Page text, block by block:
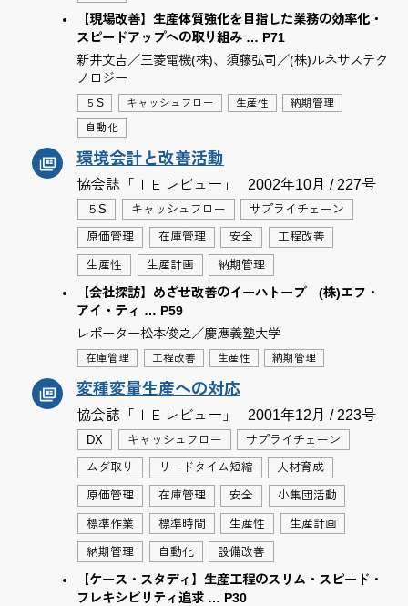
【現場改善】生産体質強化を目指した業務の効率化・
スピードアップへの取り組み … P71
新井文吉／三菱電機(株)、須藤弘司／(株)ルネサステク
ノロジー
５S キャッシュフロー 生産性 納期管理
自動化
環境会計と改善活動
協会誌「ＩＥレビュー」 2002年10月 / 227号
５S キャッシュフロー サプライチェーン
原価管理 在庫管理 安全 工程改善
生産性 生産計画 納期管理
【会社探訪】めざせ改善のイーハトーブ (株)エフ・
アイ・ティ … P59
レポーター松本俊之／慶應義塾大学
在庫管理 工程改善 生産性 納期管理
変種変量生産への対応
協会誌「ＩＥレビュー」 2001年12月 / 223号
DX キャッシュフロー サプライチェーン
ムダ取り リードタイム短縮 人材育成
原価管理 在庫管理 安全 小集団活動
標準作業 標準時間 生産性 生産計画
納期管理 自動化 設備改善
【ケース・スタディ】生産工程のスリム・スピード・
フレキシビリティ追求 … P30